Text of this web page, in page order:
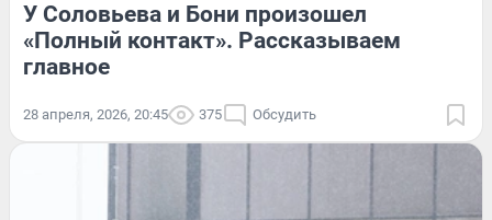
У Соловьева и Бони произошел
«Полный контакт». Рассказываем
главное
28 апреля, 2026, 20:45 375 Обсудить